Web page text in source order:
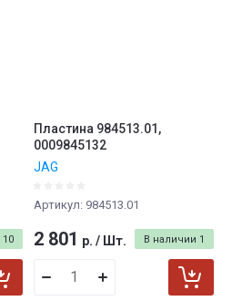
10
Пластина 984513.01,
0009845132
JAG
Артикул: 984513.01
В наличии 1
2 801 р. / Шт.